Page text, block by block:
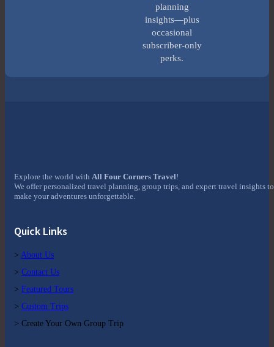
planning
insights—plus
occasional
subscriber-only
perks.
Explore the world with All Four Corners Travel!
We offer personalized travel planning, group trips, and expert travel insights to
make your adventures unforgettable.
Quick Links
> About Us
> Contact Us
> Featured Tours
> Custom Trips
> Create Your Own Group Trip